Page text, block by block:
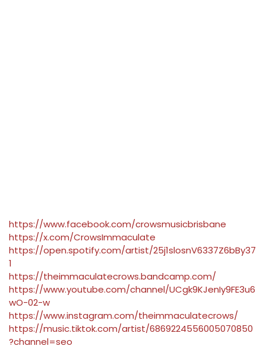
https://www.facebook.com/crowsmusicbrisbane
https://x.com/CrowsImmaculate
https://open.spotify.com/artist/25j1slosnV6337Z6bBy37
1
https://theimmaculatecrows.bandcamp.com/
https://www.youtube.com/channel/UCgk9KJenIy9FE3u6
wO-02-w
https://www.instagram.com/theimmaculatecrows/
https://music.tiktok.com/artist/6869224556005070850
?channel=seo